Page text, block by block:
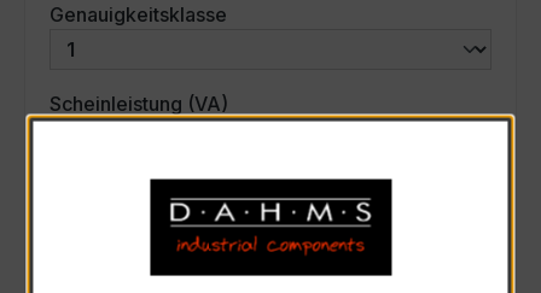
Genauigkeitsklasse
Scheinleistung (VA)
Auswahl zurücksetzen
31366